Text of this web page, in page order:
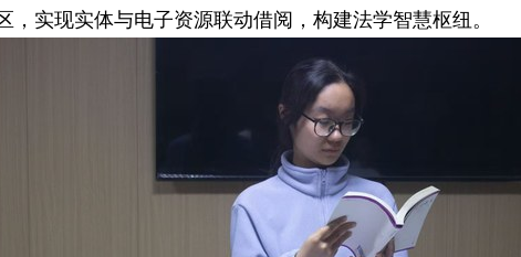
，实现实体与电子资源联动借阅，构建法学智慧枢纽。